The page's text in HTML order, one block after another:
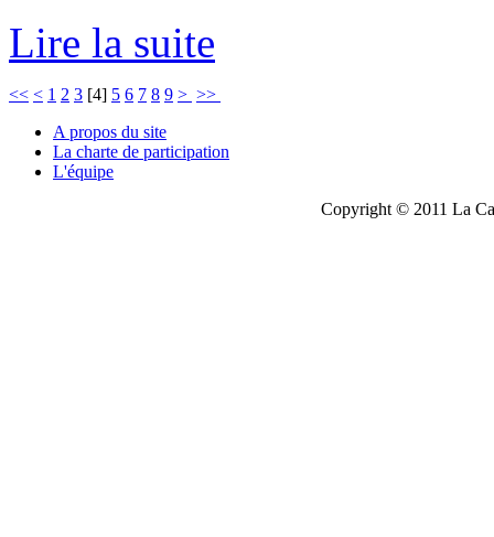
Lire la suite
<< < 1 2 3 [4] 5 6 7 8 9 > >>
A propos du site
La charte de participation
L'équipe
Copyright © 2011 La